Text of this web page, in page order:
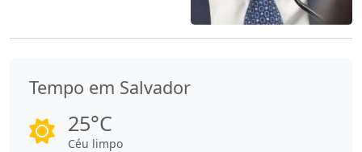
Tempo em Salvador
25°C
Céu limpo